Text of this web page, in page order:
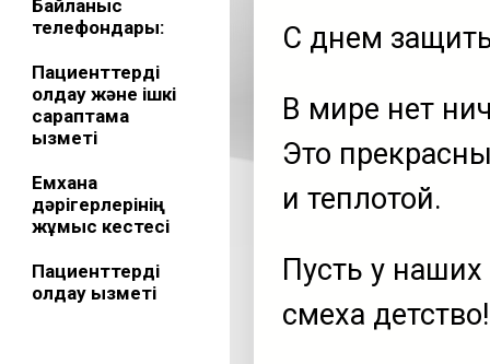
Байланыс
телефондары:
Пациенттерді
қолдау және ішкі
сараптама
қызметі
Емхана
дәрігерлерінің
жұмыс кестесі
Пациенттерді
қолдау қызметі
С днем
В мире нет
Это
и теплотой.
Пусть у наших
смеха детство!